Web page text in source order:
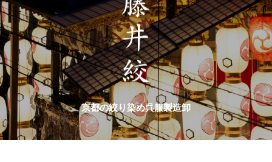
京都の絞り染め呉服製造卸